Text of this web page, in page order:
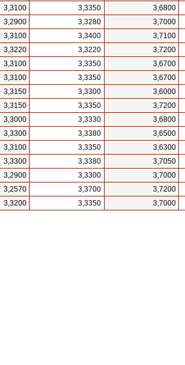
3,3100 3,3350 3,6800
3,2900 3,3280 3,7000
3,3100 3,3400 3,7100
3,3220 3,3220 3,7200
3,3100 3,3350 3,6700
3,3100 3,3350 3,6700
3,3150 3,3300 3,6000
3,3150 3,3350 3,7200
3,3000 3,3330 3,6800
3,3300 3,3380 3,6500
3,3100 3,3350 3,6300
3,3300 3,3380 3,7050
3,2900 3,3300 3,7000
3,2570 3,3700 3,7200
3,3200 3,3350 3,7000